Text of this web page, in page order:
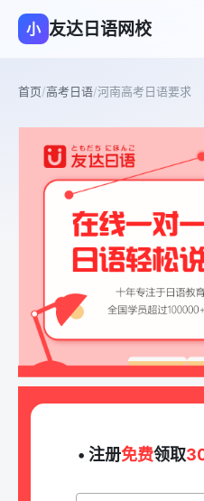
小 友达日语网校
首页/高考日语/河南高考日语要求
• 注册免费领取